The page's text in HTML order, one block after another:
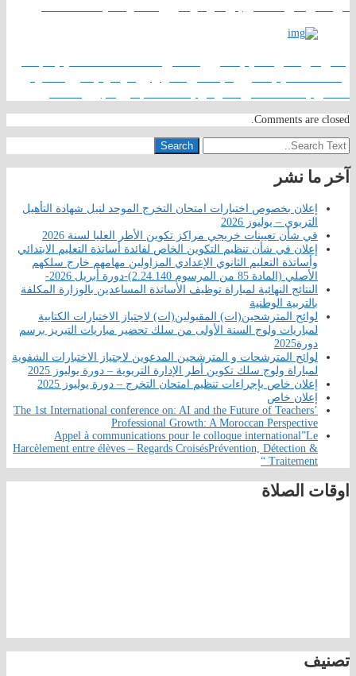
Comments are closed.
Search
آخر ما نشر
إعلان بخصوص اختبارات امتحان التخرج الموحد لنيل شهادة التأهيل
التربوي – يوليوز 2026
في شأن تعيينات خريجي مراكز تكوين الأطر العليا لسنة 2026
إعلان في شأن تنظيم التكوين الخاص لفائدة أساتذة التعليم الابتدائي
وأساتذة التعليم الثانوي الإعدادي المزاولين مهامهم خارج سلكهم
الأصلي (المادة 85 من المرسوم 2.24.140)-دورة أبريل 2026-
النتائج النهائية لمباراة توظيف الأساتذة المساعدين بالوزارة المكلفة
بالتربية الوطنية
لوائح المترشحين(ات) المقبولين(ات) لاجتياز الاختبارات الكتابية
لمباريات ولوج السنة الأولى من سلك تحضير مباريات التبريز برسم
دورة2025
لوائح المترشحات و المترشحين المدعوين لاجتياز الاختبارات الشفوية
لمباراة ولوج سلك تكوين أطر الإدارة التربوية – دورة يوليوز 2025
إعلان خاص بإجراءات تنظيم امتحان التخرج – دورة يوليوز 2025
إعلان خاص
The 1st International conference on: AI and the Future of Teachers’
Professional Growth: A Moroccan Perspective
Appel à communications pour le colloque international”Le
Harcèlement entre élèves – Regards CroisésPrévention, Détection &
Traitement “
اوقات الصلاة
تصنيف